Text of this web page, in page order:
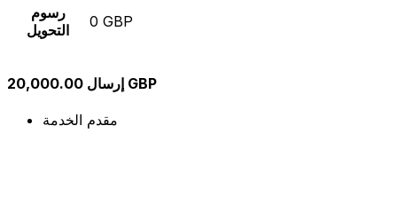
رسوم
التحويل
0 GBP
إرسال 20,000.00 GBP
مقدم الخدمة